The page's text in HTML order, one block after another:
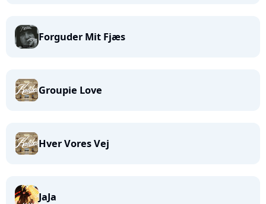
Forguder Mit Fjæs
Groupie Love
Hver Vores Vej
JaJa